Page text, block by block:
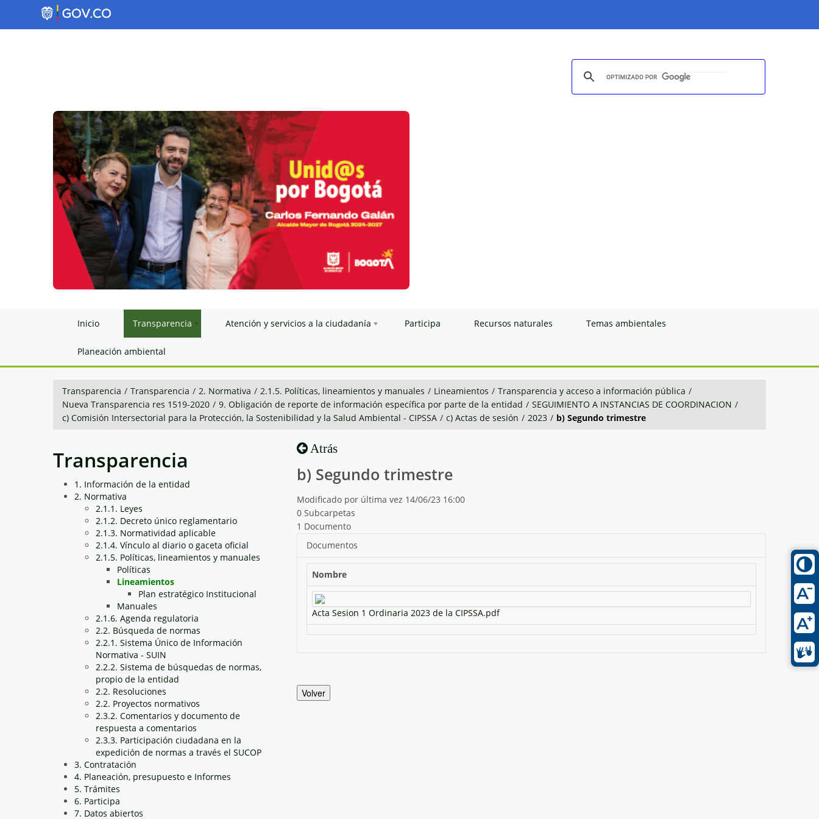
Inicio Transparencia Atención y servicios a la ciudadanía Participa Recursos naturales Temas ambientales
Planeación ambiental
Transparencia / Transparencia / 2. Normativa / 2.1.5. Políticas, lineamientos y manuales / Lineamientos / Transparencia y acceso a información pública /
Nueva Transparencia res 1519-2020 / 9. Obligación de reporte de información específica por parte de la entidad / SEGUIMIENTO A INSTANCIAS DE COORDINACION /
c) Comisión Intersectorial para la Protección, la Sostenibilidad y la Salud Ambiental - CIPSSA / c) Actas de sesión / 2023 / b) Segundo trimestre
Transparencia
1. Información de la entidad
2. Normativa
2.1.1. Leyes
2.1.2. Decreto único reglamentario
2.1.3. Normatividad aplicable
2.1.4. Vínculo al diario o gaceta oficial
2.1.5. Políticas, lineamientos y manuales
Políticas
Lineamientos
Plan estratégico Institucional
Manuales
2.1.6. Agenda regulatoria
2.2. Búsqueda de normas
2.2.1. Sistema Único de Información
Normativa - SUIN
2.2.2. Sistema de búsquedas de normas,
propio de la entidad
2.2. Resoluciones
2.2. Proyectos normativos
2.3.2. Comentarios y documento de
respuesta a comentarios
2.3.3. Participación ciudadana en la
expedición de normas a través el SUCOP
3. Contratación
4. Planeación, presupuesto e Informes
5. Trámites
6. Participa
7. Datos abiertos
Atrás
b) Segundo trimestre
Modificado por última vez 14/06/23 16:00
0 Subcarpetas
1 Documento
Documentos
Nombre
Acta Sesion 1 Ordinaria 2023 de la CIPSSA.pdf
Volver